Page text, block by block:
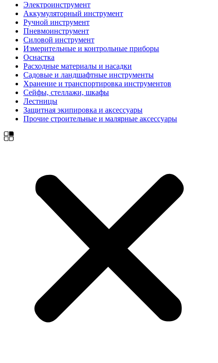
Электроинструмент
Аккумуляторный инструмент
Ручной инструмент
Пневмоинструмент
Силовой инструмент
Измерительные и контрольные приборы
Оснастка
Расходные материалы и насадки
Садовые и ландшафтные инструменты
Хранение и транспортировка инструментов
Сейфы, стеллажи, шкафы
Лестницы
Защитная экипировка и аксессуары
Прочие строительные и малярные аксессуары